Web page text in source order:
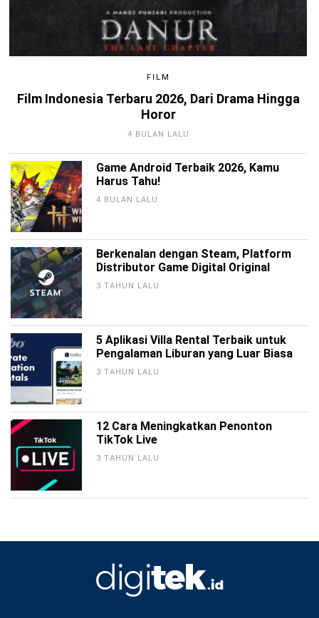
FILM
Film Indonesia Terbaru 2026, Dari Drama Hingga
Horor
4 BULAN LALU
Game Android Terbaik 2026, Kamu
Harus Tahu!
4 BULAN LALU
Berkenalan dengan Steam, Platform
Distributor Game Digital Original
3 TAHUN LALU
5 Aplikasi Villa Rental Terbaik untuk
Pengalaman Liburan yang Luar Biasa
3 TAHUN LALU
12 Cara Meningkatkan Penonton
TikTok Live
3 TAHUN LALU